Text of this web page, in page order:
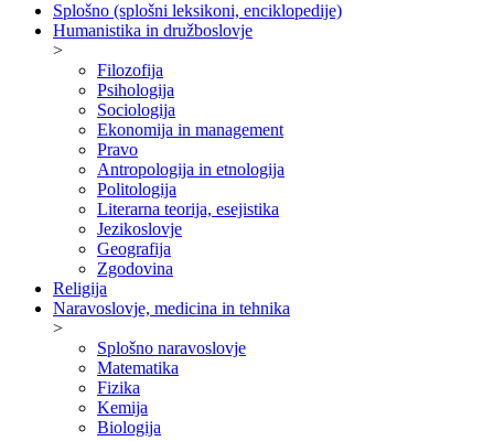
Splošno (splošni leksikoni, enciklopedije)
Humanistika in družboslovje
>
Filozofija
Psihologija
Sociologija
Ekonomija in management
Pravo
Antropologija in etnologija
Politologija
Literarna teorija, esejistika
Jezikoslovje
Geografija
Zgodovina
Religija
Naravoslovje, medicina in tehnika
>
Splošno naravoslovje
Matematika
Fizika
Kemija
Biologija